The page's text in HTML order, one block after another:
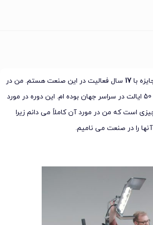
با
سال فعالیت در این صنعت هستم. من در
است که من در مورد آن کاملاً می دانم زیرا
را در صنعت می نامیم.